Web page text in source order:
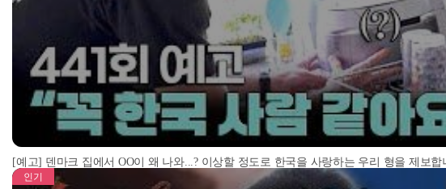
[예고] 덴마크 집에서 OO이 왜 나와...? 이상할 정도로 한국을 사랑하는 우리 형을 제보합
인기